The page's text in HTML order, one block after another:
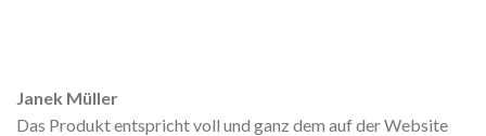
Janek Müller
Das Produkt entspricht voll und ganz dem auf der Website